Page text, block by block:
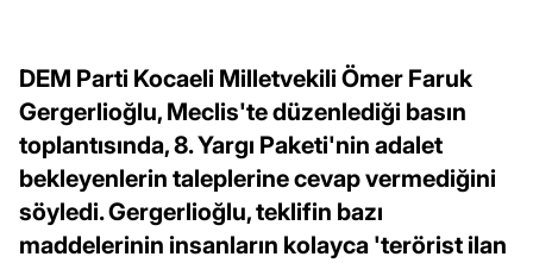
DEM Parti Kocaeli Milletvekili Ömer Faruk
Gergerlioğlu, Meclis'te düzenlediği basın
toplantısında, 8. Yargı Paketi'nin adalet
bekleyenlerin taleplerine cevap vermediğini
söyledi. Gergerlioğlu, teklifin bazı
maddelerinin insanların kolayca 'terörist ilan